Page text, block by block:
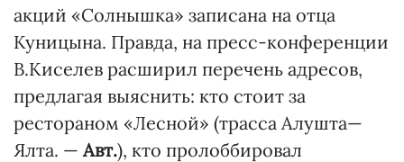
акций «Солнышка» записана на отца
Куницына. Правда, на пресс-конференции
В.Киселев расширил перечень адресов,
предлагая выяснить: кто стоит за
рестораном «Лесной» (трасса Алушта—
Ялта. —Авт.), кто пролоббировал